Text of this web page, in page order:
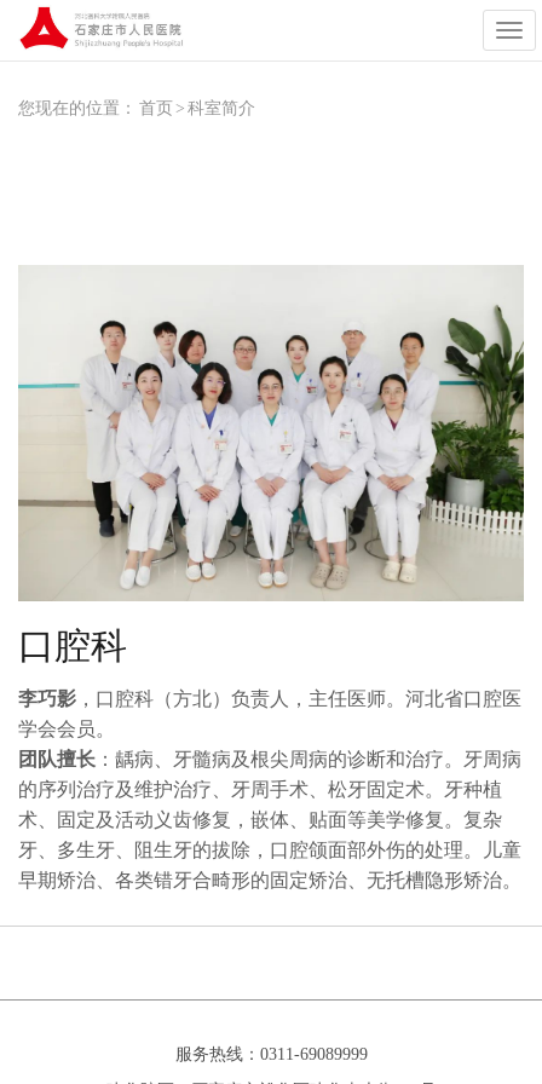
展
开
您现在的位置： 首页 > 科室简介
口腔科
李巧影 ，口腔科（方北）负责人，主任医师。河北省口腔医
学会会员。
团队擅长 ：龋病、牙髓病及根尖周病的诊断和治疗。牙周病
的序列治疗及维护治疗、牙周手术、松牙固定术。牙种植
术、固定及活动义齿修复，嵌体、贴面等美学修复。复杂
牙、多生牙、阻生牙的拔除，口腔颌面部外伤的处理。儿童
早期矫治、各类错牙合畸形的固定矫治、无托槽隐形矫治。
服务热线：0311-69089999